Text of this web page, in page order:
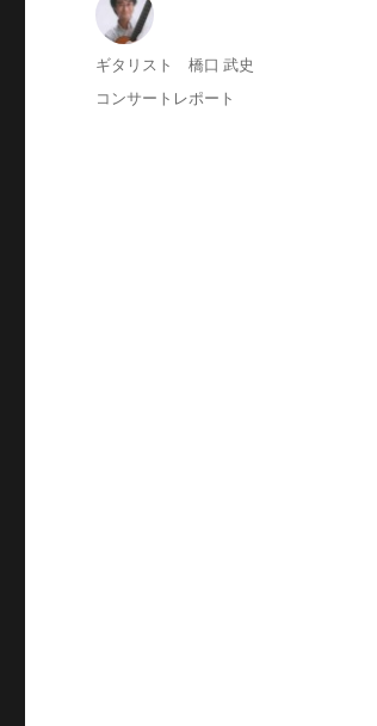
投
ギタリスト 橋口 武史
投
カ
コンサートレポート